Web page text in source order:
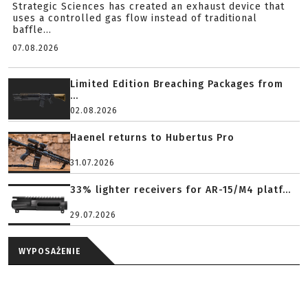
Strategic Sciences has created an exhaust device that
uses a controlled gas flow instead of traditional
baffle...
07.08.2026
Limited Edition Breaching Packages from
...
02.08.2026
Haenel returns to Hubertus Pro
31.07.2026
33% lighter receivers for AR-15/M4 platf...
29.07.2026
WYPOSAŻENIE